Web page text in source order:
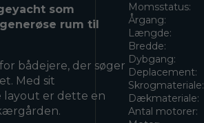
som
rum til
bådejere, der søger
Med sit
er dette en
Momsstatus:
Årgang:
Længde:
Bredde:
Dybgang:
Deplacement:
Skrogmateriale:
Dækmateriale:
Antal motorer: